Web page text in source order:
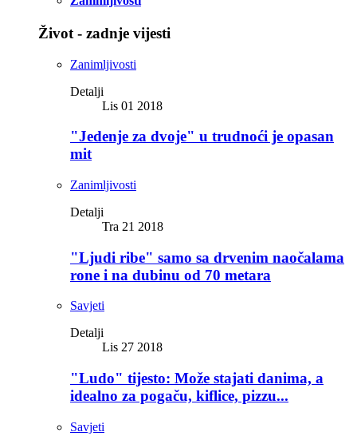
Život - zadnje vijesti
Zanimljivosti
Detalji
Lis 01 2018
"Jedenje za dvoje" u trudnoći je opasan
mit
Zanimljivosti
Detalji
Tra 21 2018
"Ljudi ribe" samo sa drvenim naočalama
rone i na dubinu od 70 metara
Savjeti
Detalji
Lis 27 2018
"Ludo" tijesto: Može stajati danima, a
idealno za pogaču, kiflice, pizzu...
Savjeti